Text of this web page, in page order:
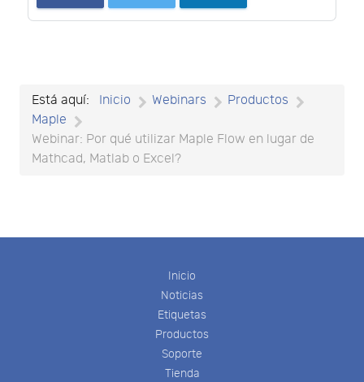
Está aquí: Inicio Webinars
Productos
Maple
Webinar: Por qué utilizar Maple Flow en lugar de
Mathcad, Matlab o Excel?
Inicio
Noticias
Etiquetas
Productos
Soporte
Tienda